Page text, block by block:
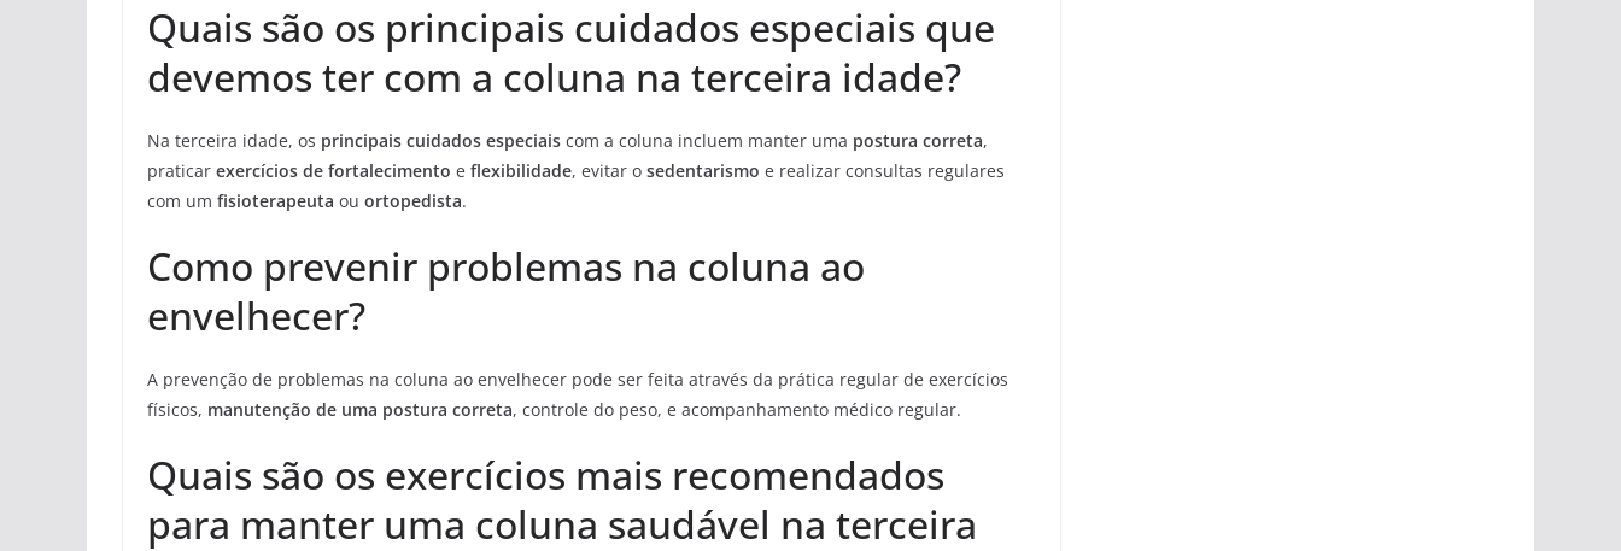
Quais são os principais cuidados especiais que
devemos ter com a coluna na terceira idade?
Na terceira idade, os principais cuidados especiais com a coluna incluem manter uma postura correta,
praticar exercícios de fortalecimento e flexibilidade, evitar o sedentarismo e realizar consultas regulares
com um fisioterapeuta ou ortopedista.
Como prevenir problemas na coluna ao
envelhecer?
A prevenção de problemas na coluna ao envelhecer pode ser feita através da prática regular de exercícios
físicos, manutenção de uma postura correta, controle do peso, e acompanhamento médico regular.
Quais são os exercícios mais recomendados
para manter uma coluna saudável na terceira